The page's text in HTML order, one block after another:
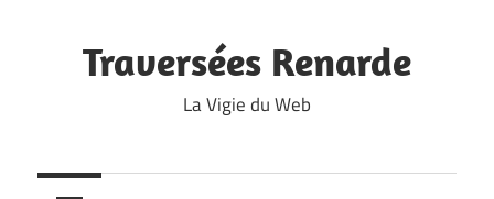
contentTraversées Renarde
La Vigie du Web